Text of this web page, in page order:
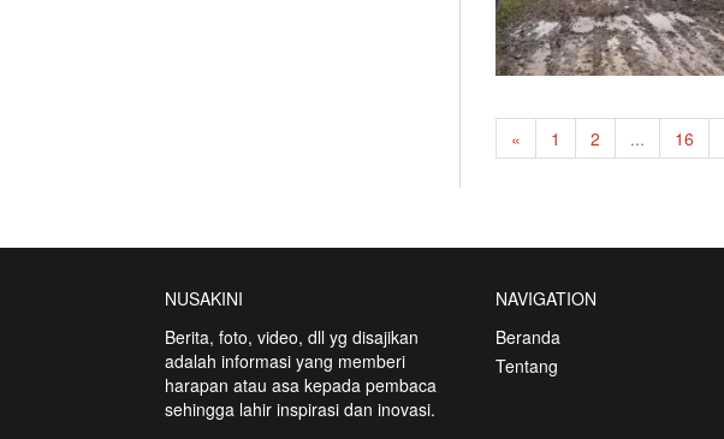
« 1 2 ... 16
NUSAKINI
Berita, foto, video, dll yg disajikan
adalah informasi yang memberi
harapan atau asa kepada pembaca
sehingga lahir inspirasi dan inovasi.
NAVIGATION
Beranda
Tentang